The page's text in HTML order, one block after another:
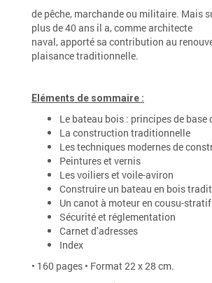
de pêche, marchande ou militaire. Mais
plus de 40 ans il a, comme architecte
naval, apporté sa contribution au
plaisance traditionnelle.
Eléments de sommaire :
Le bateau bois : principes de
La construction traditionnelle
Les techniques modernes de
Peintures et vernis
Les voiliers et voile-aviron
Construire un bateau en bois
Un canot à moteur en cousu-
Sécurité et réglementation
Carnet d’adresses
Index
• 160 pages • Format 22 x 28 cm.